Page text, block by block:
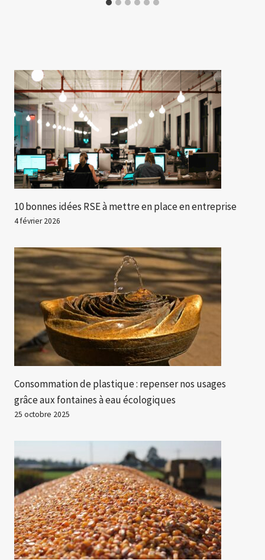
10 bonnes idées RSE à mettre en place en entreprise
4 février 2026
Consommation de plastique : repenser nos usages
grâce aux fontaines à eau écologiques
25 octobre 2025